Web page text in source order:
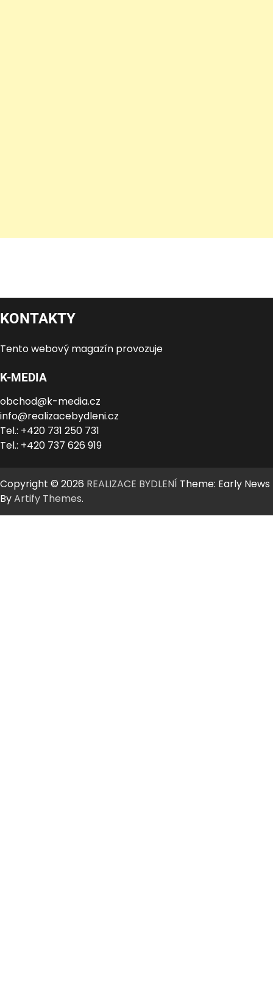
KONTAKTY
Tento webový magazín provozuje
K-MEDIA
obchod@k-media.cz
info@realizacebydleni.cz
Tel.: +420 731 250 731
Tel.: +420 737 626 919
Copyright © 2026 REALIZACE BYDLENÍ Theme: Early News
ByArtify Themes.